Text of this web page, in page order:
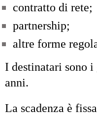
contratto di rete;
partnership;
altre forme
I destinatari sono
anni.
La scadenza è